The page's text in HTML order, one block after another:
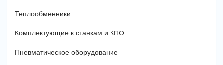
Теплообменники
Комплектующие к станкам и КПО
Пневматическое оборудование